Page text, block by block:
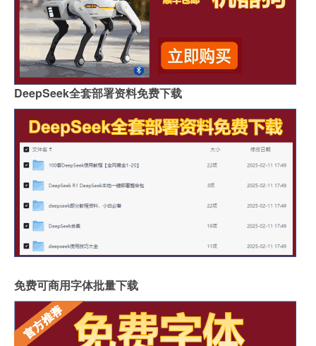
DeepSeek全套部署资料免费下载
免费可商用字体批量下载